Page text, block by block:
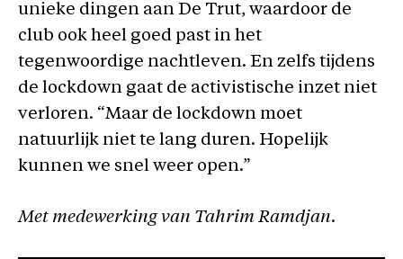
unieke dingen aan De Trut, waardoor de
club ook heel goed past in het
tegenwoordige nachtleven. En zelfs tijdens
de lockdown gaat de activistische inzet niet
verloren. “Maar de lockdown moet
natuurlijk niet te lang duren. Hopelijk
kunnen we snel weer open.”
Met medewerking van Tahrim Ramdjan.